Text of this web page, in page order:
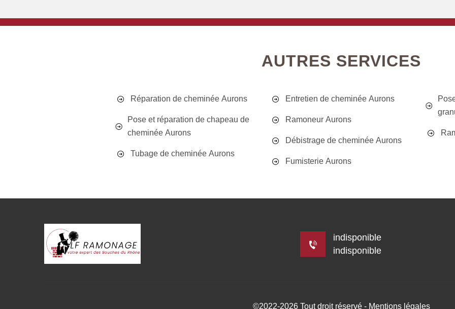
AUTRES SERVICES
Réparation de cheminée Aurons
Pose et réparation de chapeau de
cheminée Aurons
Tubage de cheminée Aurons
Entretien de cheminée Aurons
Ramoneur Aurons
Débistrage de cheminée Aurons
Fumisterie Aurons
indisponible
indisponible
©2022-2026 Tout droit réservé - Mentions légales